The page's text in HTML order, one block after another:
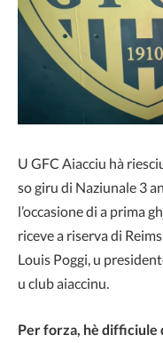
U GFC Aiacciu hà
so giru di Naziunale 3
l’occasione di a prima
riceve a riserva di
Louis Poggi, u
u club aiaccinu.
Per forza, hè difficiule